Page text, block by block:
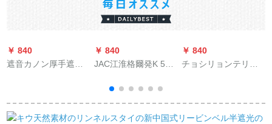
￥ 840
遮音カノン厚手遮音
メトル2面ベルジット
(遮音)
￥ 840
JAC江淮格爾発K 5ト
5 LK 6 LK 7専用サン
バイザUVカーター新
M 3000金色縦条金加
￥ 840
チョシリョンテリン
の远隔隔远隔隔制御
モアドレールは绿ミ